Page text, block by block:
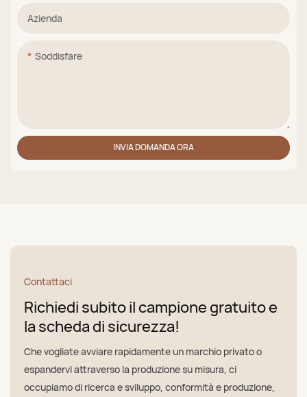
Azienda
Soddisfare
INVIA DOMANDA ORA
Contattaci
Richiedi subito il campione gratuito e
la scheda di sicurezza!
Che vogliate avviare rapidamente un marchio privato o
espandervi attraverso la produzione su misura, ci
occupiamo di ricerca e sviluppo, conformità e produzione,